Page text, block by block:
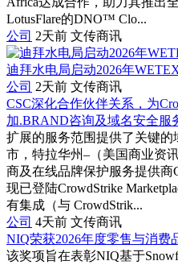
LotusFlare的DNO™ Clo...
公司 2天前 文传商讯
迪拜水电局启动2026年
公司 2天前 文传商讯
CSC深化合作伙伴关系，为
加.BRAND咨询及域名安全服
扩展的服务范围提供了关键
市，特拉华州–（美国商业资
商及在线品牌保护服务提供
现已登陆CrowdStrike
有集成（与 CrowdStrik...
公司 4天前 文传商讯
NIQ荣获2026年度零售与消费
该奖项旨在表彰NIQ基于